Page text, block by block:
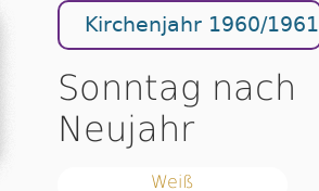
Kirchenjahr 1960/1961
Sonntag nach
Neujahr
Weiß